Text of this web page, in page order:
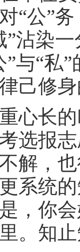
“公”
”沾染
”与“私
己修
长的
选报
解，
系统
，你
。知